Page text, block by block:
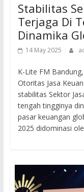
Stabilitas
Terjaga Di
Dinamika
14 May 2025
K-Lite FM
Otoritas Jasa
stabilitas Sektor
tengah tingginya
pasar keuangan
2025 didominasi